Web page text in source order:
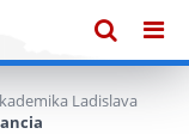
Ladislava